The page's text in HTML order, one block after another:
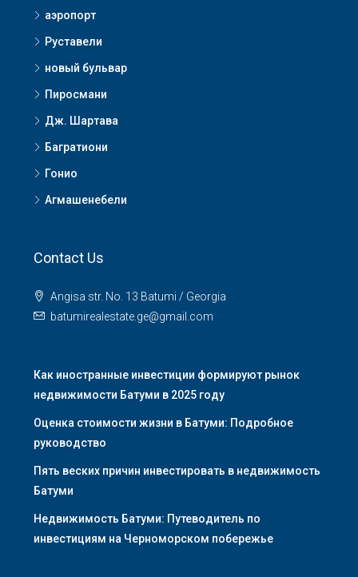
аэропорт
Руставели
новый бульвар
Пиросмани
Дж. Шартава
Багратиони
Гонио
Агмашенебели
Contact Us
Angisa str. No. 13 Batumi / Georgia
batumirealestate.ge@gmail.com
Как иностранные инвестиции формируют рынок
недвижимости Батуми в 2025 году
Оценка стоимости жизни в Батуми: Подробное
руководство
Пять веских причин инвестировать в недвижимость
Батуми
Недвижимость Батуми: Путеводитель по
инвестициям на Черноморском побережье